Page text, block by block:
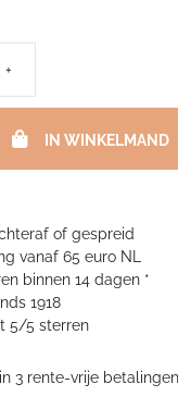
of gespreid
vanaf 65 euro NL
binnen 14 dagen *
1918
5/5 sterren
3 rente-vrije
+
IN WINKELMAND